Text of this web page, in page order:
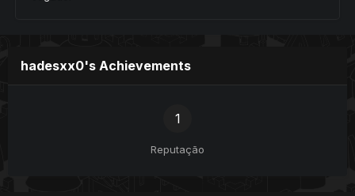
hadesxx0's Achievements
1
Reputação